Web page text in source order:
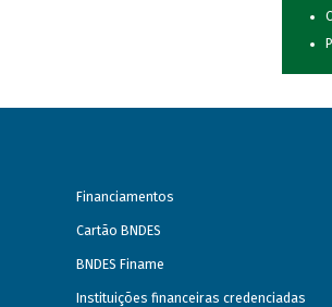
Financiamentos
Cartão BNDES
BNDES Finame
Instituições financeiras credenciadas